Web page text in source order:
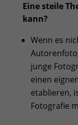
Eine steile
kann?
Wenn es
junge
einen
etablieren,
Fotografie